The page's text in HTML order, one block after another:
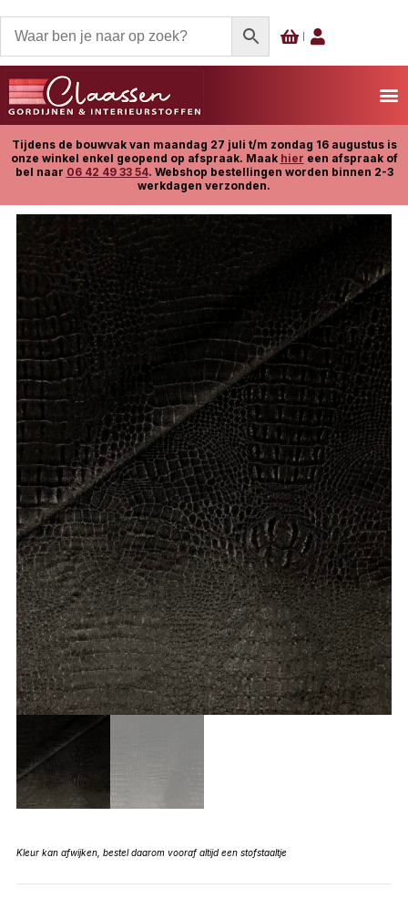
Tijdens de bouwvak van maandag 27 juli t/m zondag 16 augustus is
onze winkel enkel geopend op afspraak. Maak hier een afspraak of
bel naar 06 42 49 33 54. Webshop bestellingen worden binnen 2-3
werkdagen verzonden.
Kleur kan afwijken, bestel daarom vooraf altijd een stofstaaltje